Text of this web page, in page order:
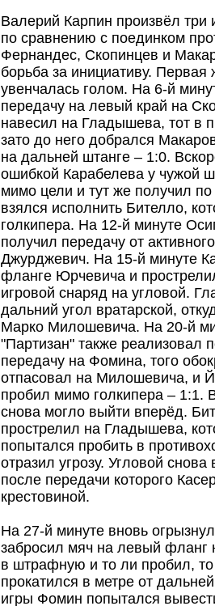
Валерий Карпин произвёл три
по сравнению с поединком
Фернандес, Скопинцев и
борьба за инициативу.
увенчалась голом. На 6-й
передачу на левый край на
навесил на Гладышева, тот в
зато до него добрался
на дальней штанге – 1:0.
ошибкой Карабелева у чужой
мимо цели и тут же получил
взялся исполнить Бителло,
голкипера. На 12-й минуте
получил передачу от
Джурджевич. На 15-й минуте
фланге Юрчевича и
игровой снаряд на угловой.
дальний угол вратарской,
Марко Милошевича. На 20-й
"Партизан" также реализовал
передачу на Фомина, того
отпасовал на Милошевича, и
пробил мимо голкипера – 1:1.
снова могло выйти вперёд.
прострелил на Гладышева,
попытался пробить в
отразил угрозу. Угловой
после передачи которого
крестовиной.
На 27-й минуте вновь
забросил мяч на левый
в штрафную и то ли пробил,
прокатился в метре от
игры Фомин попытался